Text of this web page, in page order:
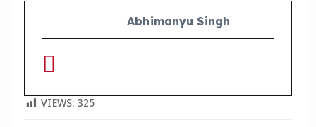
Abhimanyu Singh
VIEWS: 325